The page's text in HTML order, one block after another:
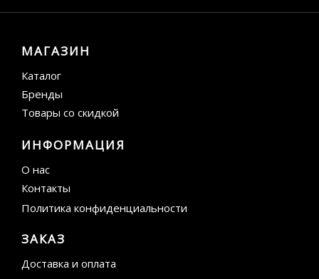
МАГАЗИН
Каталог
Бренды
Товары со скидкой
ИНФОРМАЦИЯ
О нас
Контакты
Политика конфиденциальности
ЗАКАЗ
Доставка и оплата